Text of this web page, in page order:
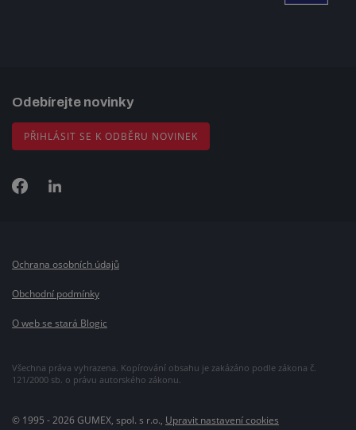
Odebírejte novinky
PŘIHLÁSIT SE K ODBĚRU NOVINEK
Všechna práva vyhrazena. Kopírování obsahu je zakázáno podle zákona č.
121/2000 sb. o právu autorského zákonu.
Ochrana osobních údajů
Obchodní podmínky
O web se stará Blogic
© 1995 - 2026 GUMEX, spol. s r.o., Upravit nastavení cookies